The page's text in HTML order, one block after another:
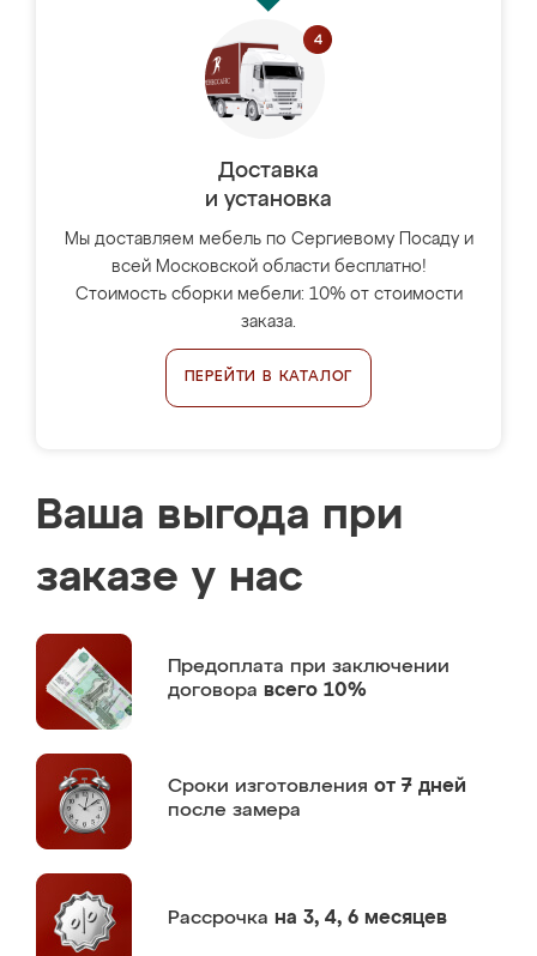
Доставка
и установка
Мы доставляем мебель по Сергиевому Посаду и
всей Московской области бесплатно!
Стоимость сборки мебели: 10% от стоимости
заказа.
ПЕРЕЙТИ В КАТАЛОГ
Ваша выгода при
заказе у нас
Предоплата при заключении
договора всего 10%
Сроки изготовления от 7 дней
после замера
Рассрочка на 3, 4, 6 месяцев